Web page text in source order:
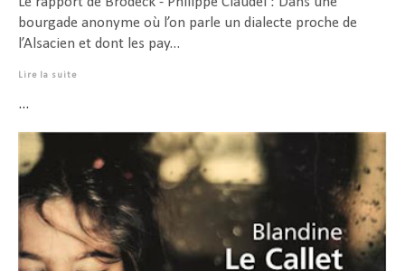
bourgade anonyme où l’on parle un dialecte proche de
l’Alsacien et dont les pay...
Lire la suite
...